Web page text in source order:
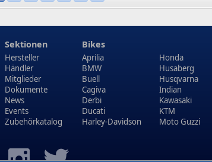
Sektionen
Hersteller
Händler
Mitglieder
Dokumente
News
Events
Zubehörkatalog
Bikes
Aprilia
BMW
Buell
Cagiva
Derbi
Ducati
Harley-Davidson
Honda
Husaberg
Husqvarna
Indian
Kawasaki
KTM
Moto Guzzi